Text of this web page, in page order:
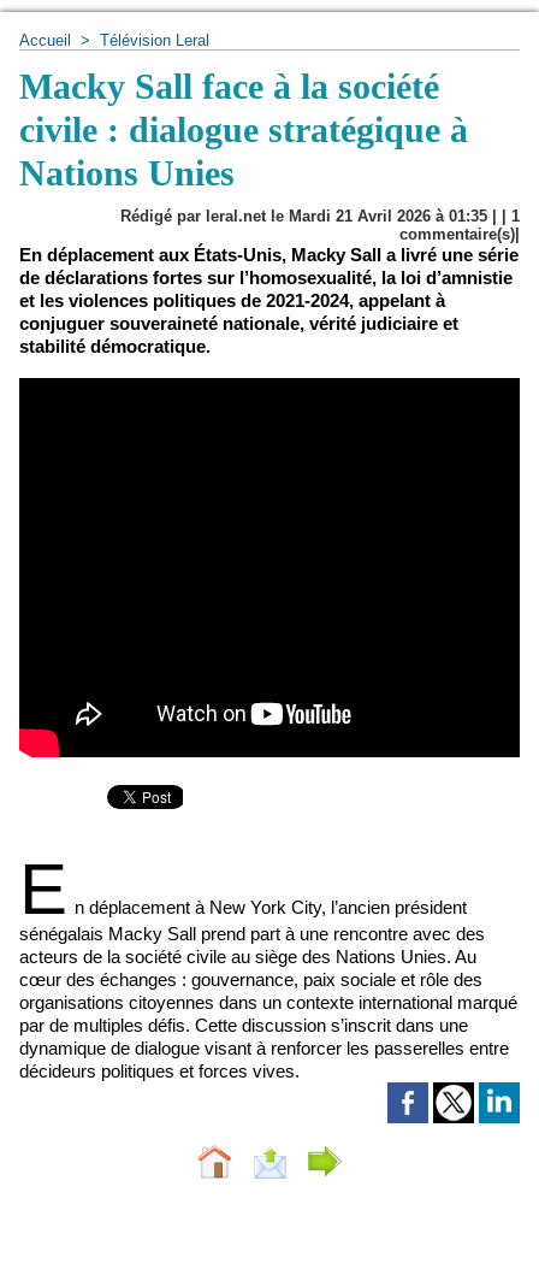
Accueil > Télévision Leral
Macky Sall face à la société
civile : dialogue stratégique à
Nations Unies
Rédigé par leral.net le Mardi 21 Avril 2026 à 01:35 | | 1
commentaire(s)|
En déplacement aux États-Unis, Macky Sall a livré une série
de déclarations fortes sur l’homosexualité, la loi d’amnistie
et les violences politiques de 2021-2024, appelant à
conjuguer souveraineté nationale, vérité judiciaire et
stabilité démocratique.
E n déplacement à New York City, l’ancien président
sénégalais Macky Sall prend part à une rencontre avec des
acteurs de la société civile au siège des Nations Unies. Au
cœur des échanges : gouvernance, paix sociale et rôle des
organisations citoyennes dans un contexte international marqué
par de multiples défis. Cette discussion s’inscrit dans une
dynamique de dialogue visant à renforcer les passerelles entre
décideurs politiques et forces vives.